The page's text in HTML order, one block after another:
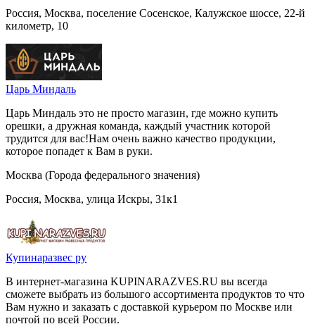
Россия, Москва, поселение Сосенское, Калужское шоссе, 22-й
километр, 10
Царь Миндаль
Царь Миндаль это не просто магазин, где можно купить
орешки, а дружная команда, каждый участник которой
трудится для вас!Нам очень важно качество продукции,
которое попадет к Вам в руки.
Москва (Города федерального значения)
Россия, Москва, улица Искры, 31к1
Купинаразвес ру
В интернет-магазина KUPINARAZVES.RU вы всегда
сможете выбрать из большого ассортимента продуктов то что
Вам нужно и заказать с доставкой курьером по Москве или
почтой по всей России.